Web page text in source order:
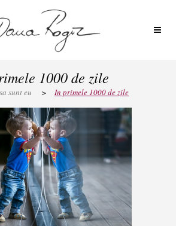
1000 de zile
sunt eu > In primele 1000 de zile